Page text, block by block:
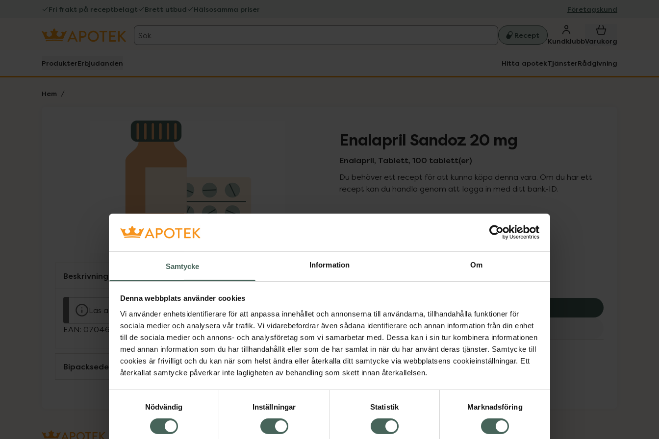
Samtycke Information Om
Denna webbplats använder cookies
Vi använder enhetsidentifierare för att anpassa innehållet och annonserna till användarna, tillhandahålla funktioner för
sociala medier och analysera vår trafik. Vi vidarebefordrar även sådana identifierare och annan information från din enhet
till de sociala medier och annons- och analysföretag som vi samarbetar med. Dessa kan i sin tur kombinera informationen
med annan information som du har tillhandahållit eller som de har samlat in när du har använt deras tjänster. Samtycke till
cookies är frivilligt och du kan när som helst ändra eller återkalla ditt samtycke via webbplatsens cookieinställningar. Ett
återkallat samtycke påverkar inte lagligheten av behandling som skett innan återkallelsen.
Nödvändig
Inställningar Statistik Marknadsföring
Fri frakt på receptbelagt Brett utbud Hälsosamma priser Företagskund
Sök Recept
KundklubbVarukorg
ProdukterErbjudanden Hitta apotekTjänsterRådgivning
Hem
Lista: . Innehåller 1 objekt. Enalapril Sandoz 20 mg
Enalapril, Tablett, 100 tablett(er)
Du behöver ett recept för att kunna köpa denna vara. Om du har ett
recept kan du handla genom att logga in med ditt bank-ID.
Pris med recept
Högkostnadsskyddet gäller
86,49 kr
I apotek:86,49 kr
Köp via ditt recept
Aktuella erbjudanden
Beskrivning
Läs alltid bipacksedeln innan användning.
EAN: 07046260035454
Bipacksedel från FASS Visa
Om recept och läkemedel